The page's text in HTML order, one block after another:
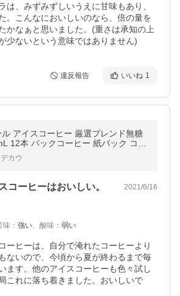
は、みずみずしいうえに甘味もあり、
。こんなにおいしいのなら、倍の量を
かなぁと思いました。(重さは承知の上
少ないという意味ではありません)
違反報告 いいね 1
ル アイスコーヒー 厳選ブレンド無糖
12本 パックコーヒー 紙パック コー
料カウ
コーヒーはおいしい。 2021/6/16
味 ： 強い、 酸味 ： 弱い
ーヒーは、自分で淹れたコーヒーより
ないので、今頃から夏が終わるまで毎
ます。他のアイスコーヒーも色々試し
これに落ち着きました。おいしいで